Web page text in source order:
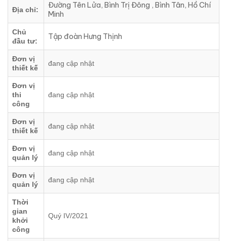
Địa chỉ:
Đường Tên Lửa, Bình Trị Đông , Bình Tân, Hồ Chí
Minh
Chủ
đầu tư:
Tập đoàn Hưng Thịnh
Đơn vị
thiết kế
đang cập nhật
Đơn vị
thi
công
đang cập nhật
Đơn vị
thiết kế
đang cập nhật
Đơn vị
quản lý
đang cập nhật
Đơn vị
quản lý
đang cập nhật
Thời
gian
khởi
công
Quý IV/2021